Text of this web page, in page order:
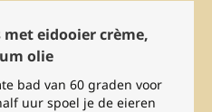
met eidooier crème,
olie
bad van 60 graden voor
uur spoel je de eieren